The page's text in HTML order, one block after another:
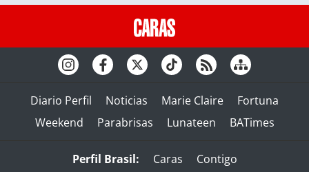
Diario Perfil Noticias Marie Claire
Fortuna
Weekend
Parabrisas Lunateen BATimes
Perfil Brasil: Caras
Contigo